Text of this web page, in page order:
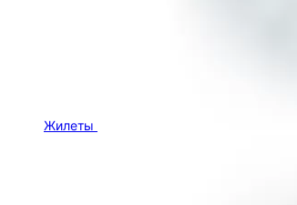
Жилеты